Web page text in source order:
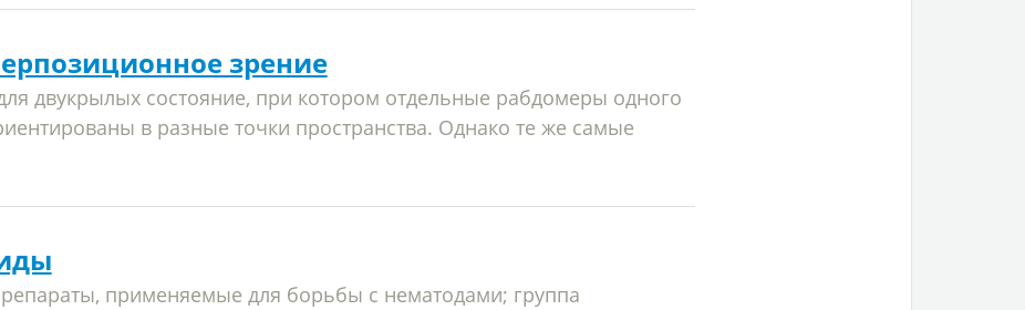
зрение
двукрылых состояние, при котором отдельные рабдомеры одного
в разные точки пространства. Однако те же самые
применяемые для борьбы с нематодами; группа